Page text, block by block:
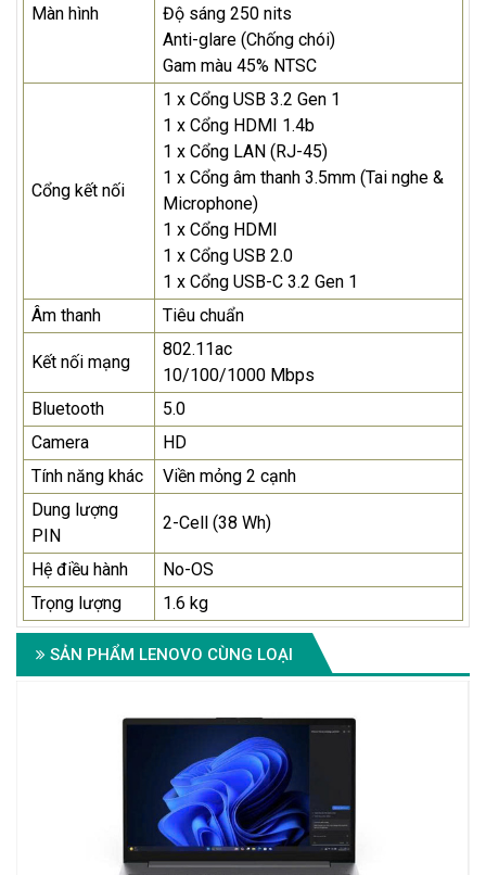
Màn hình
Độ sáng 250 nits
Anti-glare (Chống chói)
Gam màu 45% NTSC
Cổng kết nối
1 x Cổng USB 3.2 Gen 1
1 x Cổng HDMI 1.4b
1 x Cổng LAN (RJ-45)
1 x Cổng âm thanh 3.5mm (Tai nghe &
Microphone)
1 x Cổng HDMI
1 x Cổng USB 2.0
1 x Cổng USB-C 3.2 Gen 1
Âm thanh
Tiêu chuẩn
Kết nối mạng
802.11ac
10/100/1000 Mbps
Bluetooth
5.0
Camera
HD
Tính năng khác
Viền mỏng 2 cạnh
Dung lượng
PIN
2-Cell (38 Wh)
Hệ điều hành
No-OS
Trọng lượng
1.6 kg
SẢN PHẨM LENOVO CÙNG LOẠI